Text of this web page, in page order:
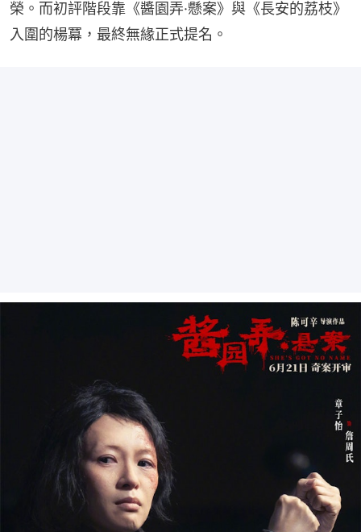
榮。而初評階段靠《醬園弄·懸案》與《長安的荔枝》
入圍的楊冪，最終無緣正式提名。